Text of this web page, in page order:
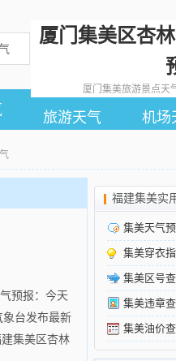
厦门集美区杏
厦门集美旅游景点天
旅游天气 机场
预报：今天
台发布最新
集美区杏林
福建集美实
集美天气
集美穿衣
集美区号
集美违章
集美油价